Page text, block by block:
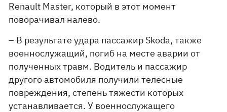
Renault Master, который в этот момент
поворачивал налево.
– В результате удара пассажир Skoda, также
военнослужащий, погиб на месте аварии от
полученных травм. Водитель и пассажир
другого автомобиля получили телесные
повреждения, степень тяжести которых
устанавливается. У военнослужащего